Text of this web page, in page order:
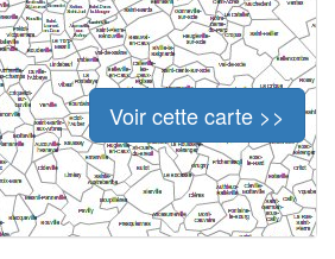
Voir cette carte >>